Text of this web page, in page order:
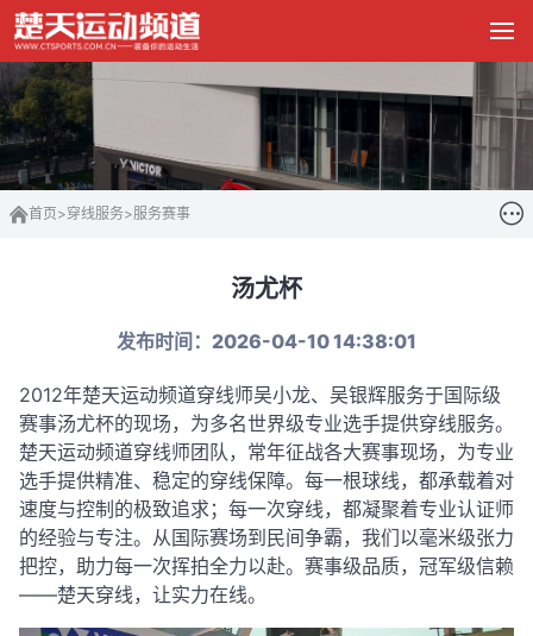
首页>穿线服务>服务赛事
汤尤杯
发布时间：2026-04-10 14:38:01
2012年楚天运动频道穿线师吴小龙、吴银辉服务于国际级
赛事汤尤杯的现场，为多名世界级专业选手提供穿线服务。
楚天运动频道穿线师团队，常年征战各大赛事现场，为专业
选手提供精准、稳定的穿线保障。每一根球线，都承载着对
速度与控制的极致追求；每一次穿线，都凝聚着专业认证师
的经验与专注。从国际赛场到民间争霸，我们以毫米级张力
把控，助力每一次挥拍全力以赴。赛事级品质，冠军级信赖
——楚天穿线，让实力在线。